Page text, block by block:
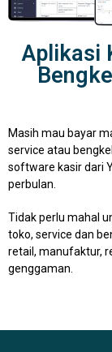
Aplikasi
Masih mau bayar
service atau
software kasir dari
perbulan.
Tidak perlu mahal
toko, service dan
retail, manufaktur,
genggaman.